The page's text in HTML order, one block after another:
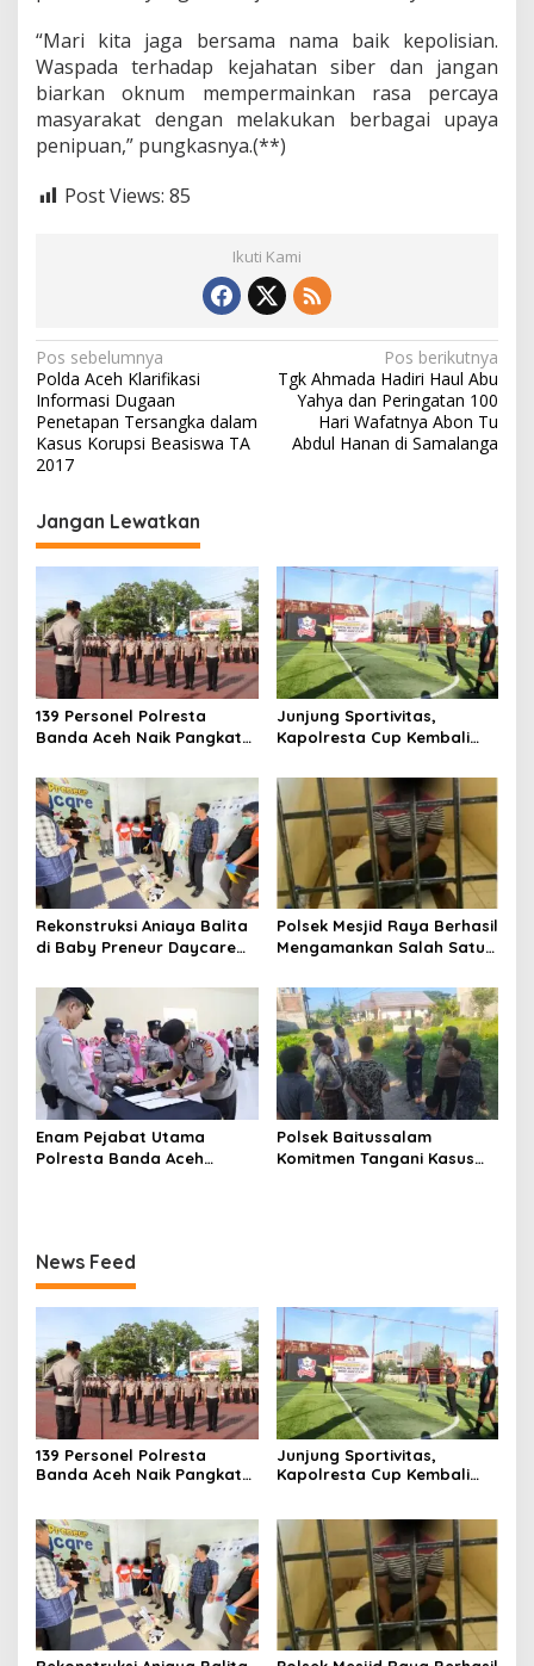
“Mari kita jaga bersama nama baik kepolisian.
Waspada terhadap kejahatan siber dan jangan
biarkan oknum mempermainkan rasa percaya
masyarakat dengan melakukan berbagai upaya
penipuan,” pungkasnya.(**)
Post Views: 85
Ikuti Kami
N
a
v
i
a
s
p
o
s
Pos sebelumnya
Polda Aceh Klarifikasi
Informasi Dugaan
Penetapan Tersangka dalam
Kasus Korupsi Beasiswa TA
2017
Pos berikutnya
Tgk Ahmada Hadiri Haul Abu
Yahya dan Peringatan 100
Hari Wafatnya Abon Tu
Abdul Hanan di Samalanga
Jangan Lewatkan
139 Personel Polresta
Banda Aceh Naik Pangkat
dan Harapan Kapolresta
Junjung Sportivitas,
Kapolresta Cup Kembali
Rekonstruksi Aniaya Balita
di Baby Preneur Daycare
Peragakan 62 Adegan
Polsek Mesjid Raya Berhasil
Mengamankan Salah Satu
di Bukit Lamreh
Enam Pejabat Utama
Polresta Banda Aceh
Polsek Baitussalam
Komitmen Tangani Kasus
News Feed
139 Personel Polresta
Banda Aceh Naik Pangkat
Junjung Sportivitas,
Kapolresta Cup Kembali